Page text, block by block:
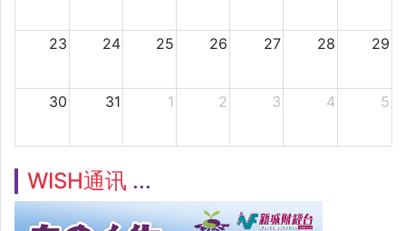
23 24 25 26 27 28 29
30 31 1 2 3 4 5
WISH通讯